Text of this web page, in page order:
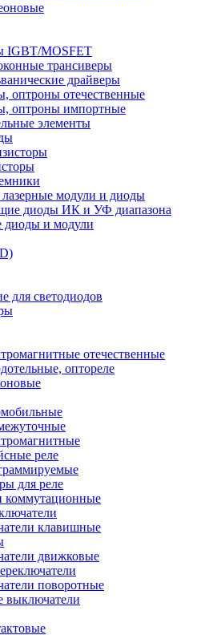
IGBT/MOSFET
трансиверы
драйверы
оптроны отечественные
оптроны импортные
элементы
модули и диоды
диоды ИК и УФ диапазона
диоды и модули
для светодиодов
отечественные
оптореле
реле
для реле
коммутационные
клавишные
движковые
поворотные
выключатели